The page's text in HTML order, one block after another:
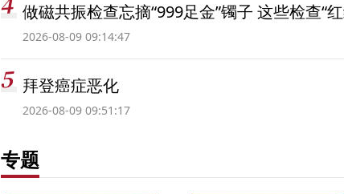
做磁共振检查忘摘“999足金”镯子 这些检查“
2026-08-09 09:14:47
拜登癌症恶化
2026-08-09 09:51:17
专题